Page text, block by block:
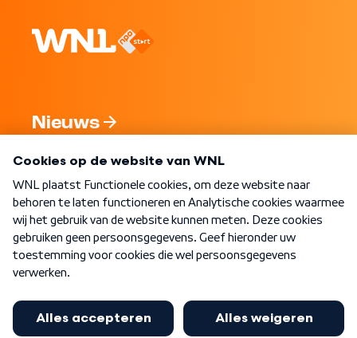
Nieuws
Nieuwsbrief
Word Lid